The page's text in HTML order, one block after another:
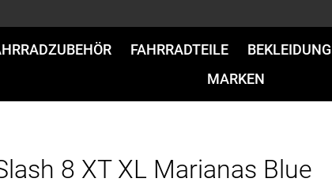
FAHRRADTEILE BEKLEIDUNG
MARKEN
8 XT XL Marianas Blue